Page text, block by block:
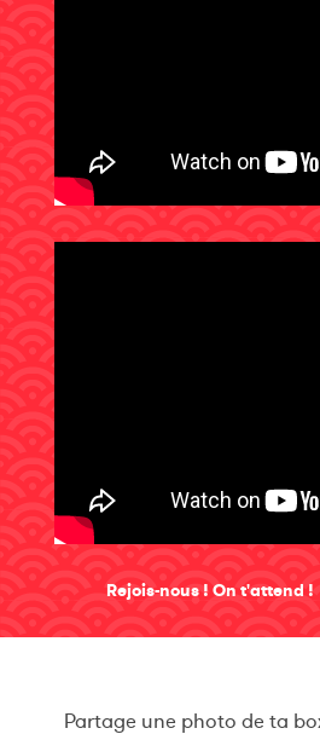
Rejois-nous ! On t'attend !
Partage une photo de ta